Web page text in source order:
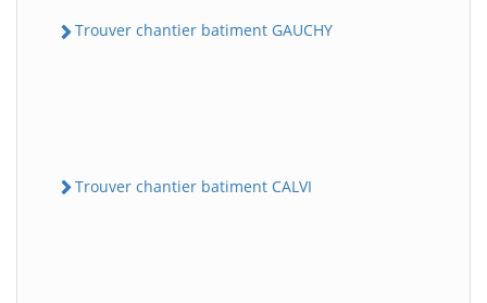
Trouver chantier batiment GAUCHY
Trouver chantier batiment CALVI